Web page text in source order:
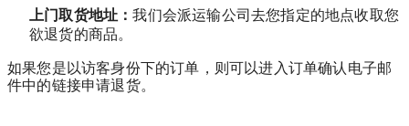
上门取货地址：我们会派运输公司去您指定的地点收取您
欲退货的商品。
如果您是以访客身份下的订单，则可以进入订单确认电子邮
件中的链接申请退货。